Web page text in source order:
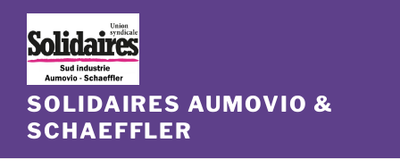
Aller
contenu
principal
SOLIDAIRES AUMOVIO &
SCHAEFFLER